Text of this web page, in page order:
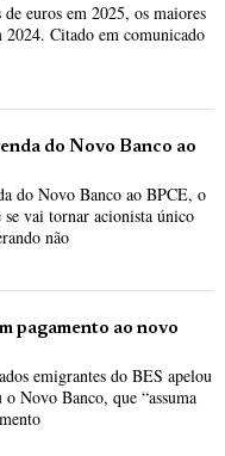
euros em 2025, os maiores
2024. Citado em comunicado
do Novo Banco ao
do Novo Banco ao BPCE, o
vai tornar acionista único
não
pagamento ao novo
emigrantes do BES apelou
Novo Banco, que “assuma